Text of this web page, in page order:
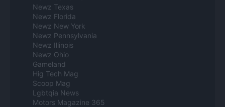
Newz Texas
Newz Florida
Newz New York
Newz Pennsylvania
Newz Illinois
Newz Ohio
Gameland
Hig Tech Mag
Scoop Mag
Lgbtqia News
Motors Magazine 365